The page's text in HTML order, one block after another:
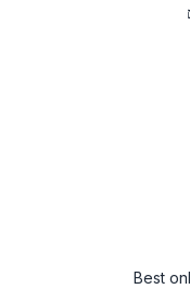
Best